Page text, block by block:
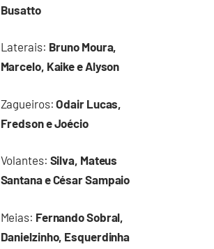
Busatto
Laterais: Bruno Moura,
Marcelo, Kaike e Alyson
Zagueiros: Odair Lucas,
Fredson e Joécio
Volantes: Silva, Mateus
Santana e César Sampaio
Meias: Fernando Sobral,
Danielzinho, Esquerdinha